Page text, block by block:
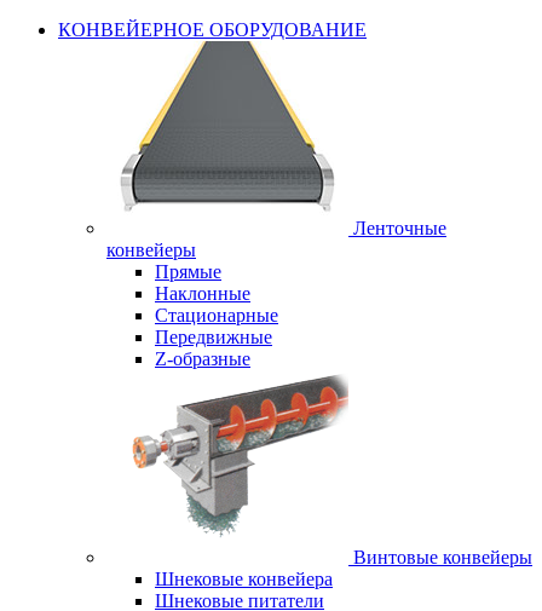
КОНВЕЙЕРНОЕ ОБОРУДОВАНИЕ
Ленточные
конвейеры
Прямые
Наклонные
Стационарные
Передвижные
Z-образные
Винтовые конвейеры
Шнековые конвейера
Шнековые питатели